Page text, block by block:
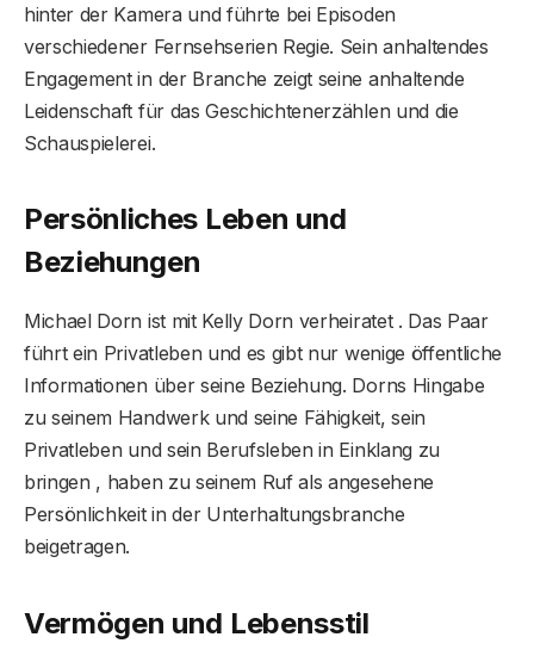
hinter der Kamera und führte bei Episoden
verschiedener Fernsehserien Regie. Sein anhaltendes
Engagement in der Branche zeigt seine anhaltende
Leidenschaft für das Geschichtenerzählen und die
Schauspielerei.
Persönliches Leben und
Beziehungen
Michael Dorn ist mit Kelly Dorn verheiratet . Das Paar
führt ein Privatleben und es gibt nur wenige öffentliche
Informationen über seine Beziehung. Dorns Hingabe
zu seinem Handwerk und seine Fähigkeit, sein
Privatleben und sein Berufsleben in Einklang zu
bringen , haben zu seinem Ruf als angesehene
Persönlichkeit in der Unterhaltungsbranche
beigetragen.
Vermögen und Lebensstil